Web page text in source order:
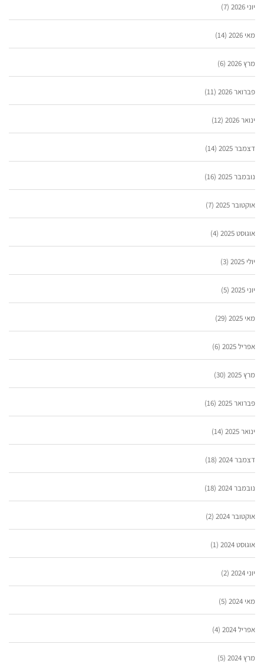
יוני 2026 (7)
מאי 2026 (14)
מרץ 2026 (6)
פברואר 2026 (11)
ינואר 2026 (12)
דצמבר 2025 (14)
נובמבר 2025 (16)
אוקטובר 2025 (7)
אוגוסט 2025 (4)
יולי 2025 (3)
יוני 2025 (5)
מאי 2025 (29)
אפריל 2025 (6)
מרץ 2025 (30)
פברואר 2025 (16)
ינואר 2025 (14)
דצמבר 2024 (18)
נובמבר 2024 (18)
אוקטובר 2024 (2)
אוגוסט 2024 (1)
יוני 2024 (2)
מאי 2024 (5)
אפריל 2024 (4)
מרץ 2024 (5)